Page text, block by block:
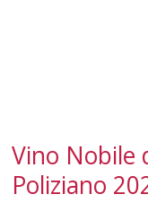
MOLISE
Vino Nobile
Poliziano